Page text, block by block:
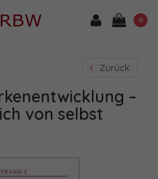
0
Zurück
–
von selbst